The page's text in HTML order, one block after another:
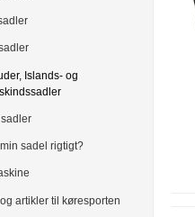
Islands- og
sadel rigtigt?
artikler til køresporten